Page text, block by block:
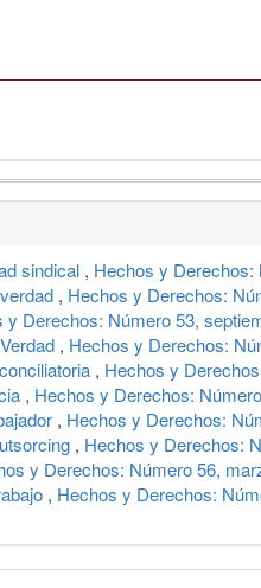
sindical , Hechos y Derechos:
, Hechos y Derechos:
y Derechos: Número 53,
, Hechos y Derechos:
, Hechos y
, Hechos y Derechos:
, Hechos y Derechos:
, Hechos y Derechos:
y Derechos: Número 56,
, Hechos y Derechos: